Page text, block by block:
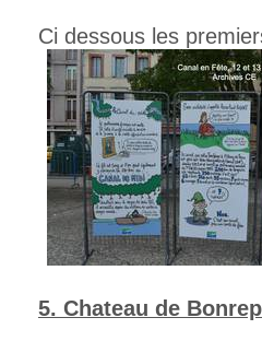
Ci dessous les
5. Chateau de